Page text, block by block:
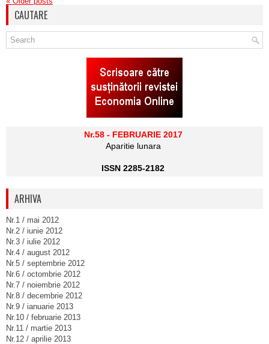
CAUTARE
Nr.58 - FEBRUARIE 2017
Aparitie lunara
ISSN 2285-2182
ARHIVA
Nr.1 / mai 2012
Nr.2 / iunie 2012
Nr.3 / iulie 2012
Nr.4 / august 2012
Nr.5 / septembrie 2012
Nr.6 / octombrie 2012
Nr.7 / noiembrie 2012
Nr.8 / decembrie 2012
Nr.9 / ianuarie 2013
Nr.10 / februarie 2013
Nr.11 / martie 2013
Nr.12 / aprilie 2013